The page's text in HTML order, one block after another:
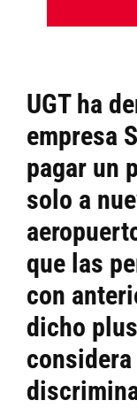
UGT ha
empresa
pagar un
solo a
que las
con
dicho